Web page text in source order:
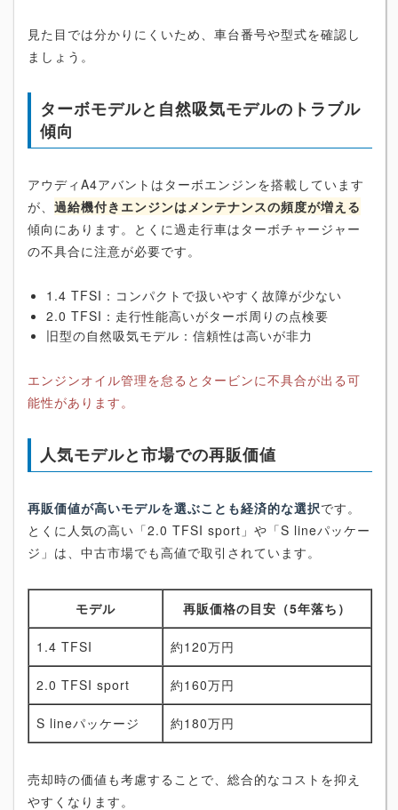
見た目では分かりにくいため、車台番号や型式を確認し
ましょう。
ターボモデルと自然吸気モデルのトラブル
傾向
アウディA4アバントはターボエンジンを搭載しています
が、 過給機付きエンジンはメンテナンスの頻度が増える
傾向にあります。とくに過走行車はターボチャージャー
の不具合に注意が必要です。
1.4 TFSI：コンパクトで扱いやすく故障が少ない
2.0 TFSI：走行性能高いがターボ周りの点検要
旧型の自然吸気モデル：信頼性は高いが非力
エンジンオイル管理を怠るとタービンに不具合が出る可
能性があります。
人気モデルと市場での再販価値
再販価値が高いモデルを選ぶことも経済的な選択です。
とくに人気の高い「2.0 TFSI sport」や「S lineパッケー
ジ」は、中古市場でも高値で取引されています。
モデル 再販価格の目安（5年落ち）
1.4 TFSI 約120万円
2.0 TFSI sport 約160万円
S lineパッケージ 約180万円
売却時の価値も考慮することで、総合的なコストを抑え
やすくなります。